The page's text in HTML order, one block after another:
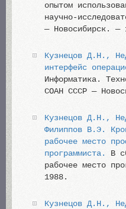
опытом
научно-
— Новосибирск.
Кузнецов Д.Н.,
интерфейс
Информатика.
СОАН СССР —
Кузнецов Д.Н.,
Филиппов В.Э.
рабочее место
программиста.
В
рабочее место
1988.
Кузнецов Д.Н.,